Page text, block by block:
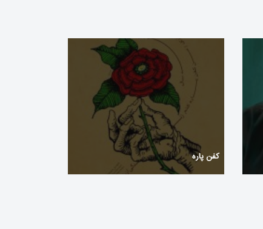
کفن پاره